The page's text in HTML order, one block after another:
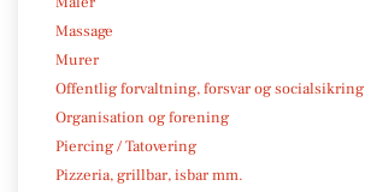
Massage
Murer
Offentlig forvaltning, forsvar og socialsikring
Organisation og forening
Piercing / Tatovering
Pizzeria, grillbar, isbar mm.